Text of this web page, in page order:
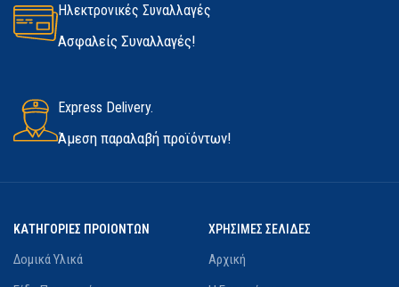
Ηλεκτρονικές Συναλλαγές
Ασφαλείς Συναλλαγές!
Express Delivery.
Άμεση παραλαβή προϊόντων!
ΚΑΤΗΓΟΡΙΕΣ ΠΡΟΙΟΝΤΩΝ
Δομικά Υλικά
ΧΡΗΣΙΜΕΣ ΣΕΛΙΔΕΣ
Αρχική